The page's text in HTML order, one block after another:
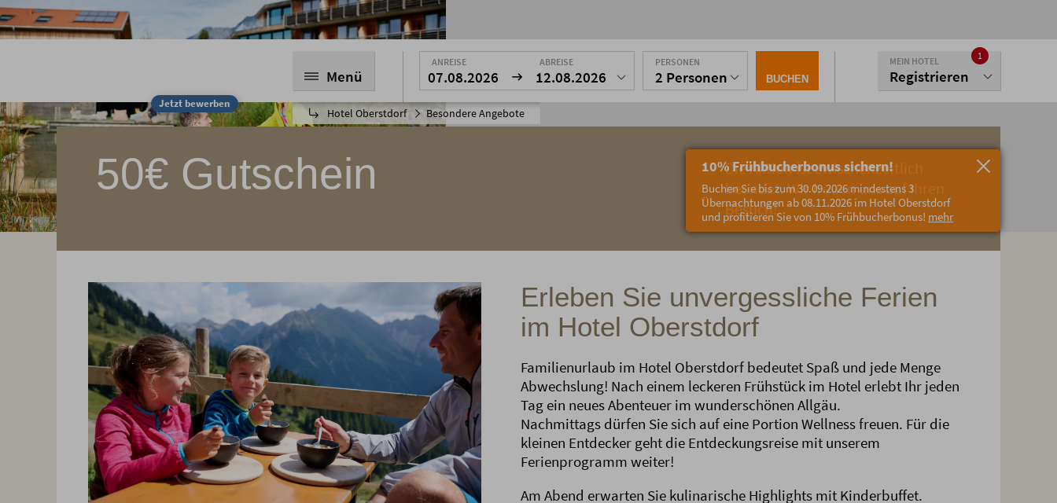
Jetzt bewerben
Menü
Hotel Oberstdorf Besondere Angebote
10% Frühbucherbonus sichern!
Buchen Sie bis zum 30.09.2026 mindestens 3
Übernachtungen ab 08.11.2026 im Hotel Oberstdorf
und profitieren Sie von 10% Frühbucherbonus! mehr
ANREISE
07.08.2026
ABREISE
12.08.2026
PERSONEN
2 Personen BUCHEN
MEIN HOTEL
Registrieren
1
50€ Gutschein
Die Aktion ist zwischenzeitlich
beendet. Wir freuen uns auf Ihren
Besuch!
Erleben Sie unvergessliche Ferien
im Hotel Oberstdorf
Familienurlaub im Hotel Oberstdorf bedeutet Spaß und jede Menge
Abwechslung! Nach einem leckeren Frühstück im Hotel erlebt Ihr jeden
Tag ein neues Abenteuer im wunderschönen Allgäu.
Nachmittags dürfen Sie sich auf eine Portion Wellness freuen. Für die
kleinen Entdecker geht die Entdeckungsreise mit unserem
Ferienprogramm weiter!
Am Abend erwarten Sie kulinarische Highlights mit Kinderbuffet.